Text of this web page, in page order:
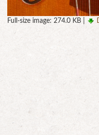
Full-size image: 274.0 KB